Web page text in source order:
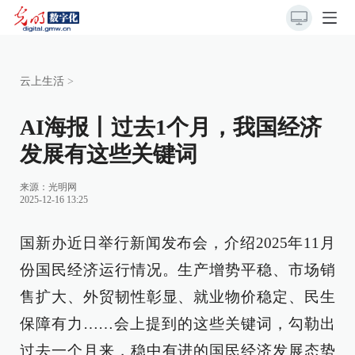
云上生活 >
AI海报丨过去1个月，我国经济
发展有这些关键词
来源： 光明网
2025-12-16 13:25
国新办近日举行新闻发布会，介绍2025年11月
份国民经济运行情况。生产增势平稳、市场销
售扩大、外贸韧性彰显、就业物价稳定、民生
保障有力……会上提到的这些关键词，勾勒出
过去一个月来，稳中有进的国民经济发展态势